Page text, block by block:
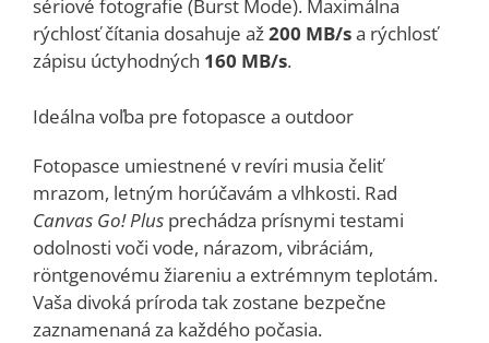
sériové fotografie (Burst Mode). Maximálna
rýchlosť čítania dosahuje až200 MB/sa rýchlosť
zápisu úctyhodných 160 MB/s.
Ideálna voľba pre fotopasce a outdoor
Fotopasce umiestnené v revíri musia čeliť
mrazom, letným horúčavám a vlhkosti. Rad
Canvas Go! Plus prechádza prísnymi testami
odolnosti voči vode, nárazom, vibráciám,
röntgenovému žiareniu a extrémnym teplotám.
Vaša divoká príroda tak zostane bezpečne
zaznamenaná za každého počasia.